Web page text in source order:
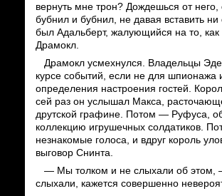
вернуть мне трон? Дождешься от него,
бубнил и бубнил, не давая вставить
был Адальберт, жалующийся на то,
Драмокл.
Драмокл усмехнулся. Владельцы
курсе событий, если не для шпионажа
определения настроения гостей.
сей раз он услышал Макса,
друтской графине. Потом — Руфуса,
коллекцию игрушечных солдатиков.
незнакомые голоса, и вдруг король
выговор Снинта.
— Мы толком и не слыхали об этом,
слыхали, кажется совершенно